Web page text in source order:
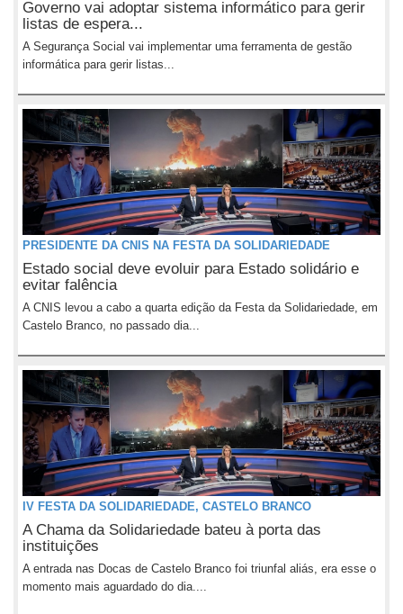
Governo vai adoptar sistema informático para gerir
listas de espera...
A Segurança Social vai implementar uma ferramenta de gestão
informática para gerir listas...
PRESIDENTE DA CNIS NA FESTA DA SOLIDARIEDADE
Estado social deve evoluir para Estado solidário e
evitar falência
A CNIS levou a cabo a quarta edição da Festa da Solidariedade, em
Castelo Branco, no passado dia...
IV FESTA DA SOLIDARIEDADE, CASTELO BRANCO
A Chama da Solidariedade bateu à porta das
instituições
A entrada nas Docas de Castelo Branco foi triunfal aliás, era esse o
momento mais aguardado do dia....